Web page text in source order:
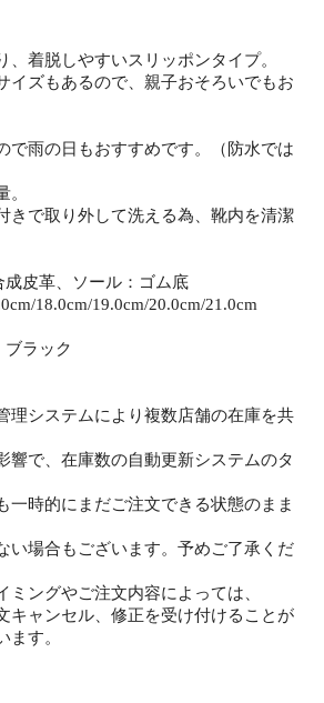
、着脱しやすいスリッポンタイプ。
イズもあるので、親子おそろいでもお
で雨の日もおすすめです。（防水では
。
きで取り外して洗える為、靴内を清潔
皮革、ソール：ゴム底
18.0cm/19.0cm/20.0cm/21.0cm
ラック
理システムにより複数店舗の在庫を共
響で、在庫数の自動更新システムのタ
一時的にまだご注文できる状態のまま
い場合もございます。予めご了承くだ
ングやご注文内容によっては、
キャンセル、修正を受け付けることが
ます。